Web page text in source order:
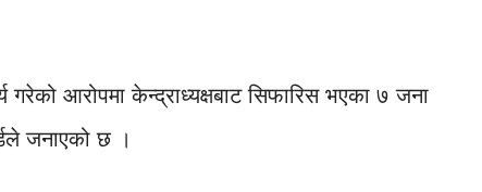
गरेको आरोपमा केन्द्राध्यक्षबाट सिफारिस भएका ७ जना
जनाएको छ ।